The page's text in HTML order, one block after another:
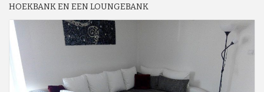
HOEKBANK EN EEN LOUNGEBANK